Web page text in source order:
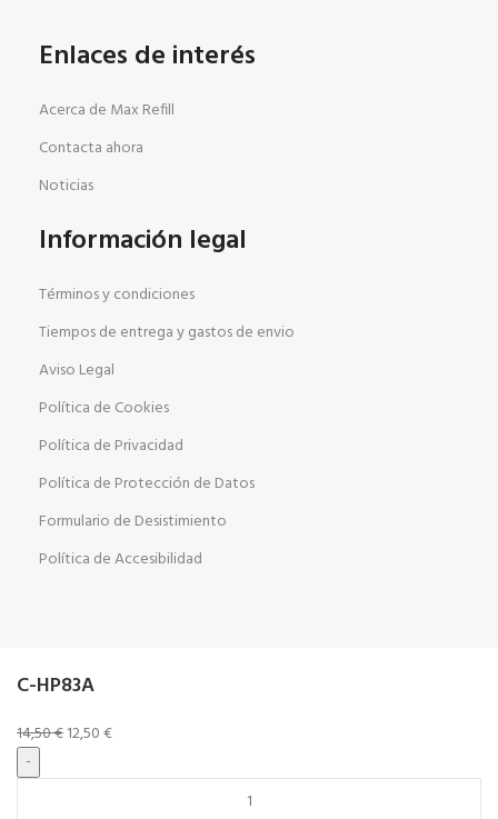
Enlaces de interés
Acerca de Max Refill
Contacta ahora
Noticias
Información legal
Términos y condiciones
Tiempos de entrega y gastos de envio
Aviso Legal
Política de Cookies
Política de Privacidad
Política de Protección de Datos
Formulario de Desistimiento
Política de Accesibilidad
C-HP83A
14,50€12,50€